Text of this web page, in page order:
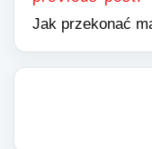
Jak przekonać